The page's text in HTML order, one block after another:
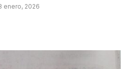
enero, 2026